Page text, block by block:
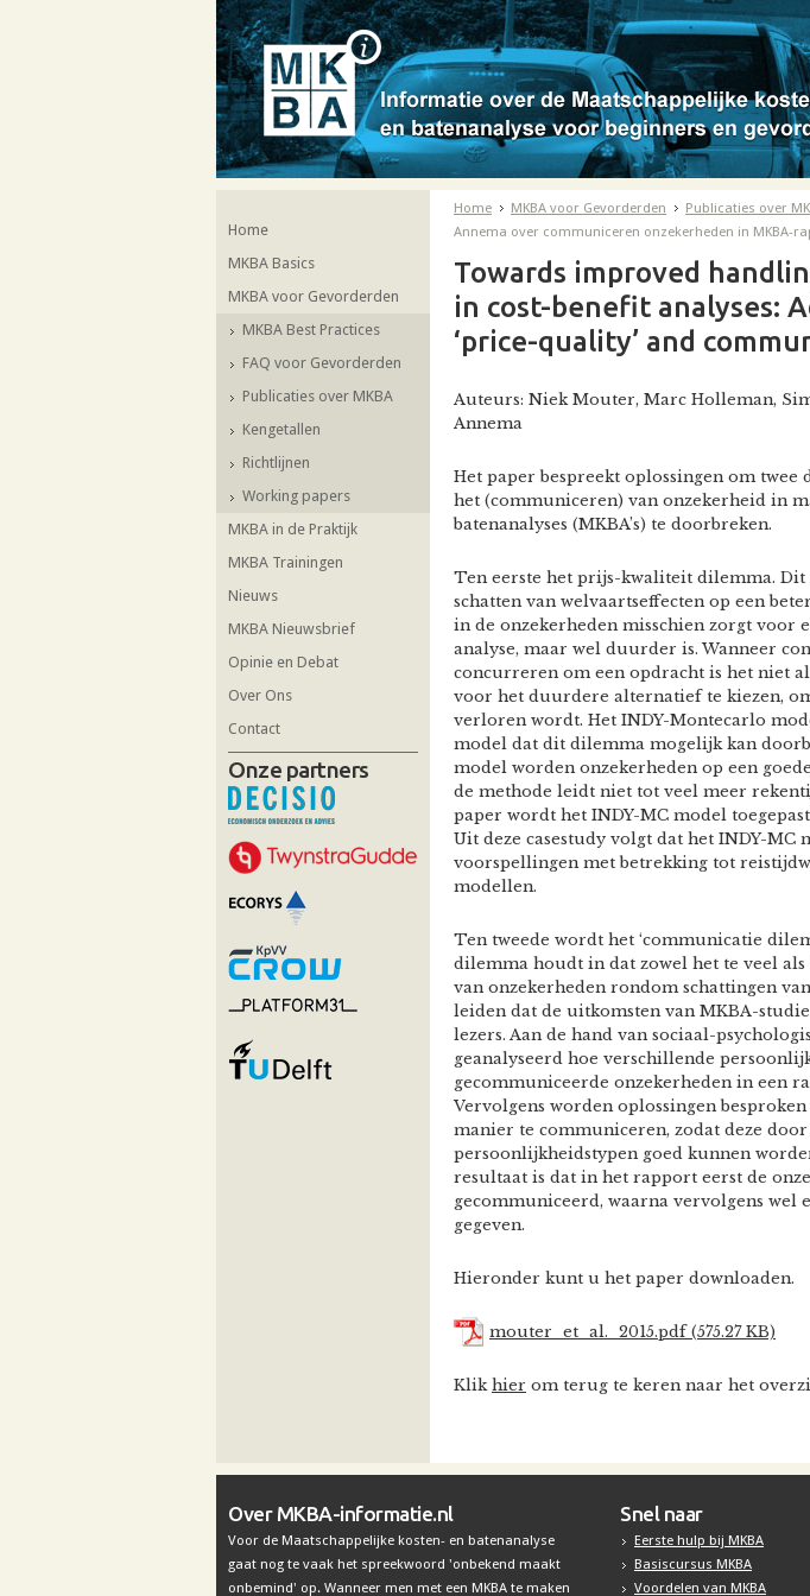
Home
MKBA Basics
MKBA voor Gevorderden
MKBA Best Practices
FAQ voor Gevorderden
Publicaties over MKBA
Kengetallen
Richtlijnen
Working papers
MKBA in de Praktijk
MKBA Trainingen
Nieuws
MKBA Nieuwsbrief
Opinie en Debat
Over Ons
Contact
Onze partners
Home MKBA voor Gevorderden Publicaties over
Annema over communiceren onzekerheden in MKBA-
Towards improved
in cost-benefit analyses:
‘price-quality’ and
Auteurs: Niek Mouter, Marc Holleman,
Annema
Het paper bespreekt oplossingen om twee
het (communiceren) van onzekerheid in
batenanalyses (MKBA’s) te doorbreken.
Ten eerste het prijs-kwaliteit dilemma.
schatten van welvaartseffecten op een
in de onzekerheden misschien zorgt voor
analyse, maar wel duurder is. Wanneer
concurreren om een opdracht is het niet
voor het duurdere alternatief te kiezen,
verloren wordt. Het INDY-Montecarlo
model dat dit dilemma mogelijk kan
model worden onzekerheden op een
de methode leidt niet tot veel meer
paper wordt het INDY-MC model toegepast
Uit deze casestudy volgt dat het INDY-MC
voorspellingen met betrekking tot
modellen.
Ten tweede wordt het ‘communicatie
dilemma houdt in dat zowel het te veel
van onzekerheden rondom schattingen
leiden dat de uitkomsten van MKBA-
lezers. Aan de hand van sociaal-
geanalyseerd hoe verschillende
gecommuniceerde onzekerheden in een
Vervolgens worden oplossingen
manier te communiceren, zodat deze
persoonlijkheidstypen goed kunnen
resultaat is dat in het rapport eerst de
gecommuniceerd, waarna vervolgens wel
gegeven.
Hieronder kunt u het paper downloaden.
mouter_et_al._2015.pdf (575.27 KB)
Klik hier om terug te keren naar het
Over MKBA-informatie.nl
Voor de Maatschappelijke kosten- en batenanalyse
gaat nog te vaak het spreekwoord 'onbekend maakt
onbemind' op. Wanneer men met een MKBA te maken
Snel naar
Eerste hulp bij MKBA
Basiscursus MKBA
Voordelen van MKBA